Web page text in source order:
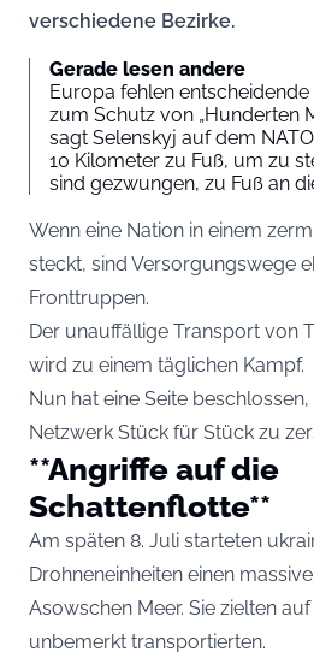
verschiedene Bezirke.
Gerade lesen andere
Europa fehlen
zum Schutz von „Hunderten
sagt Selenskyj auf dem
10 Kilometer zu Fuß, um zu
sind gezwungen, zu Fuß an
Wenn eine Nation in einem
steckt, sind Versorgungswege
Fronttruppen.
Der unauffällige Transport von
wird zu einem täglichen Kampf.
Nun hat eine Seite
Netzwerk Stück für Stück zu
**Angriffe auf die
Schattenflotte**
Am späten 8. Juli starteten
Drohneneinheiten einen
Asowschen Meer. Sie zielten
unbemerkt transportierten.